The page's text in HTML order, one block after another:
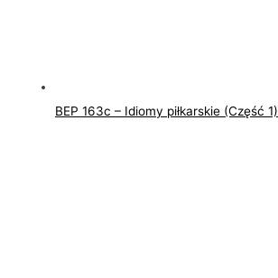
BEP 163c – Idiomy piłkarskie (Część 1)